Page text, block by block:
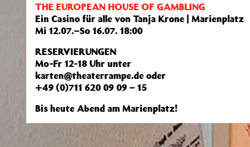
THE EUROPEAN HOUSE OF GAMBLING
Ein Casino für alle von Tanja Krone | Marienplatz
Mi 12.07.–So 16.07. 18:00
RESERVIERUNGEN
Mo-Fr 12-18 Uhr unter
karten@theaterrampe.de oder
+49 (0)711 620 09 09 – 15
Bis heute Abend am Marienplatz!